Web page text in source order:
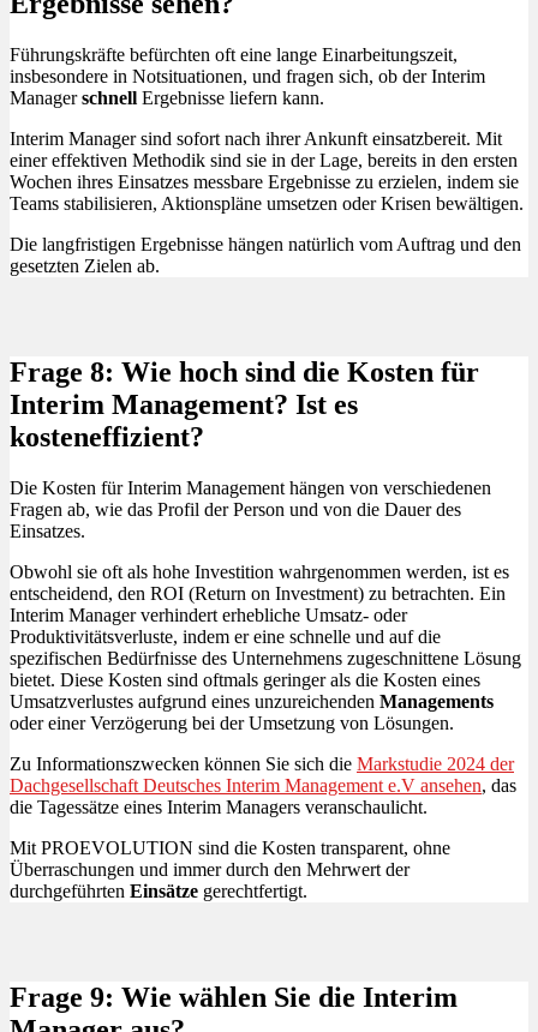
Führungskräfte befürchten oft eine lange Einarbeitungszeit,
insbesondere in Notsituationen, und fragen sich, ob der Interim
Managerschnell Ergebnisse liefern kann.
Interim Manager sind sofort nach ihrer Ankunft einsatzbereit. Mit
einer effektiven Methodik sind sie in der Lage, bereits in den ersten
Wochen ihres Einsatzes messbare Ergebnisse zu erzielen, indem sie
Teams stabilisieren, Aktionspläne umsetzen oder Krisen bewältigen.
Die langfristigen Ergebnisse hängen natürlich vom Auftrag und den
gesetzten Zielen ab.
Frage 8: Wie hoch sind die Kosten für
Interim Management? Ist es
kosteneffizient?
Die Kosten für Interim Management hängen von verschiedenen
Fragen ab, wie das Profil der Person und von die Dauer des
Einsatzes.
Obwohl sie oft als hohe Investition wahrgenommen werden, ist es
entscheidend, den ROI (Return on Investment) zu betrachten. Ein
Interim Manager verhindert erhebliche Umsatz- oder
Produktivitätsverluste, indem er eine schnelle und auf die
spezifischen Bedürfnisse des Unternehmens zugeschnittene Lösung
bietet. Diese Kosten sind oftmals geringer als die Kosten eines
Umsatzverlustes aufgrund eines unzureichenden Managements
oder einer Verzögerung bei der Umsetzung von Lösungen.
Zu Informationszwecken können Sie sich die Markstudie 2024 der
Dachgesellschaft Deutsches Interim Management e.V ansehen, das
die Tagessätze eines Interim Managers veranschaulicht.
Mit PROEVOLUTION sind die Kosten transparent, ohne
Überraschungen und immer durch den Mehrwert der
durchgeführten Einsätze gerechtfertigt.
Frage 9: Wie wählen Sie die Interim